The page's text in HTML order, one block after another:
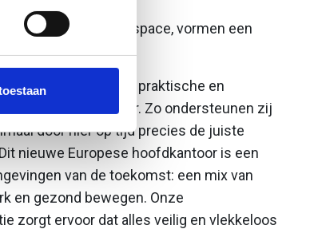
voor social
die u aan ze heeft
met Cablespace, vormen een
de regie, maar de praktische en
onderling met elkaar. Zo ondersteunen zij
door hier op tijd precies de juiste
nieuwe Europese hoofdkantoor is een
van de toekomst: een mix van
en gezond bewegen. Onze
zorgt ervoor dat alles veilig en vlekkeloos